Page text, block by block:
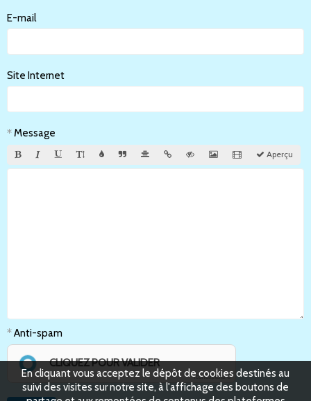
E-mail
Site Internet
Message
Aperçu
Anti-spam
CLIQUEZ POUR VALIDER
IconCaptcha ©
En cliquant vous acceptez le dépôt de cookies destinés au
suivi des visites sur notre site, à l'affichage des boutons de